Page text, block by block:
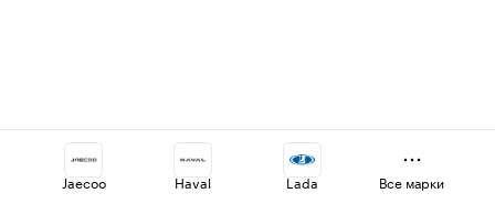
Jaecoo Haval Lada Все марки